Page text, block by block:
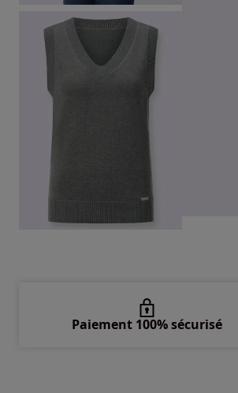
Paiement 100% sécurisé